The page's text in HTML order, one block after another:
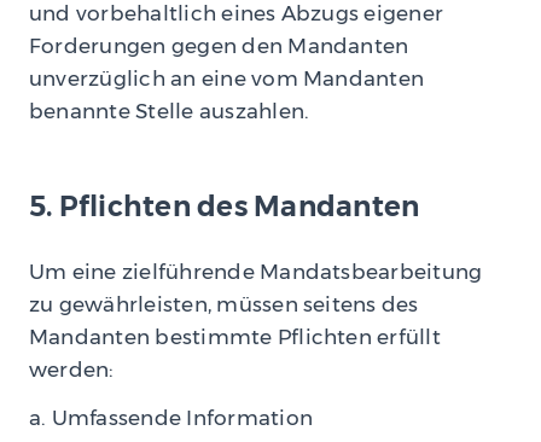
und vorbehaltlich eines Abzugs eigener
Forderungen gegen den Mandanten
unverzüglich an eine vom Mandanten
benannte Stelle auszahlen.
5. Pflichten des Mandanten
Um eine zielführende Mandatsbearbeitung
zu gewährleisten, müssen seitens des
Mandanten bestimmte Pflichten erfüllt
werden:
a. Umfassende Information